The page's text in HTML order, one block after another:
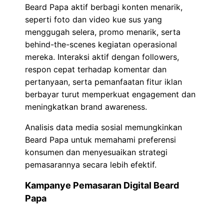
Beard Papa aktif berbagi konten menarik,
seperti foto dan video kue sus yang
menggugah selera, promo menarik, serta
behind-the-scenes kegiatan operasional
mereka. Interaksi aktif dengan followers,
respon cepat terhadap komentar dan
pertanyaan, serta pemanfaatan fitur iklan
berbayar turut memperkuat engagement dan
meningkatkan brand awareness.
Analisis data media sosial memungkinkan
Beard Papa untuk memahami preferensi
konsumen dan menyesuaikan strategi
pemasarannya secara lebih efektif.
Kampanye Pemasaran Digital Beard
Papa